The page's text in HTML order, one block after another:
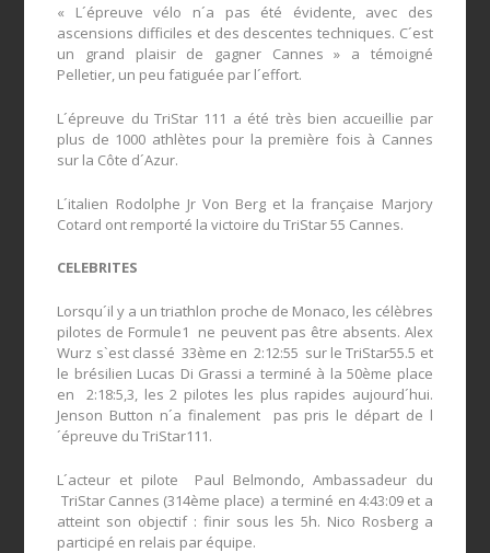
« L´épreuve vélo n´a pas été évidente, avec des
ascensions difficiles et des descentes techniques. C´est
un grand plaisir de gagner Cannes » a témoigné
Pelletier, un peu fatiguée par l´effort.
L´épreuve du TriStar 111 a été très bien accueillie par
plus de 1000 athlètes pour la première fois à Cannes
sur la Côte d´Azur.
L´italien Rodolphe Jr Von Berg et la française Marjory
Cotard ont remporté la victoire du TriStar 55 Cannes.
CELEBRITES
Lorsqu´il y a un triathlon proche de Monaco, les célèbres
pilotes de Formule1 ne peuvent pas être absents. Alex
Wurz s`est classé 33ème en 2:12:55 sur le TriStar55.5 et
le brésilien Lucas Di Grassi a terminé à la 50ème place
en 2:18:5,3, les 2 pilotes les plus rapides aujourd´hui.
Jenson Button n´a finalement pas pris le départ de l
´épreuve du TriStar111.
L´acteur et pilote Paul Belmondo, Ambassadeur du
TriStar Cannes (314ème place) a terminé en 4:43:09 et a
atteint son objectif : finir sous les 5h. Nico Rosberg a
participé en relais par équipe.